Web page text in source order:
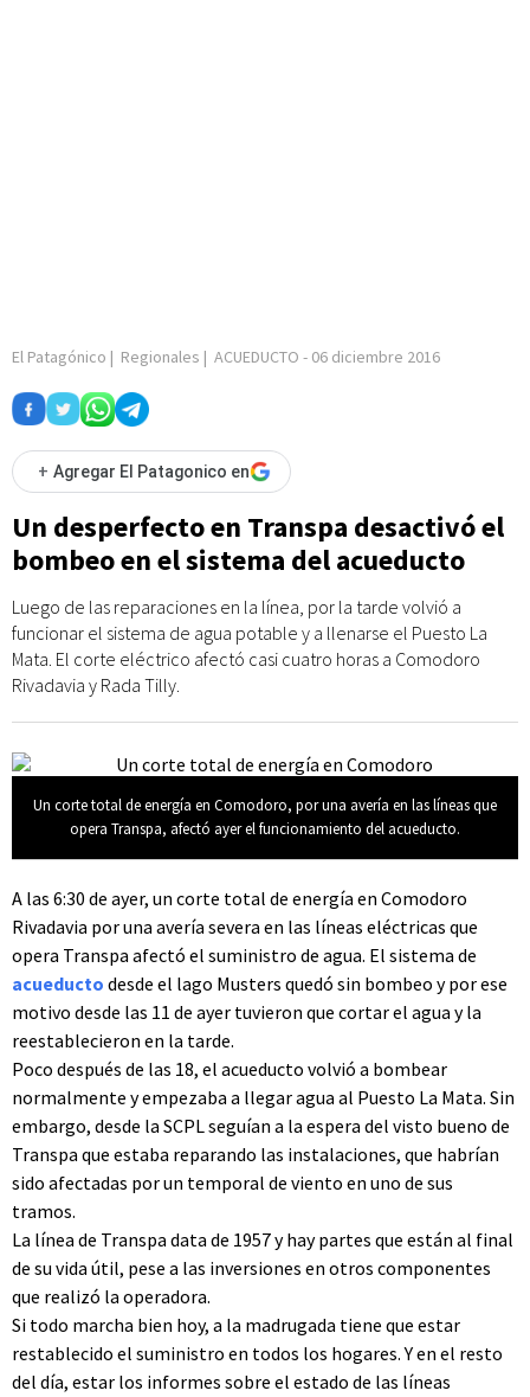
El Patagónico | Regionales | ACUEDUCTO - 06 diciembre 2016
+ Agregar El Patagonico en
Un desperfecto en Transpa desactivó el
bombeo en el sistema del acueducto
Luego de las reparaciones en la línea, por la tarde volvió a
funcionar el sistema de agua potable y a llenarse el Puesto La
Mata. El corte eléctrico afectó casi cuatro horas a Comodoro
Rivadavia y Rada Tilly.
Un corte total de energía en Comodoro, por una avería en las líneas que
opera Transpa, afectó ayer el funcionamiento del acueducto.
A las 6:30 de ayer, un corte total de energía en Comodoro
Rivadavia por una avería severa en las líneas eléctricas que
opera Transpa afectó el suministro de agua. El sistema de
acueducto desde el lago Musters quedó sin bombeo y por ese
motivo desde las 11 de ayer tuvieron que cortar el agua y la
reestablecieron en la tarde.
Poco después de las 18, el acueducto volvió a bombear
normalmente y empezaba a llegar agua al Puesto La Mata. Sin
embargo, desde la SCPL seguían a la espera del visto bueno de
Transpa que estaba reparando las instalaciones, que habrían
sido afectadas por un temporal de viento en uno de sus
tramos.
La línea de Transpa data de 1957 y hay partes que están al final
de su vida útil, pese a las inversiones en otros componentes
que realizó la operadora.
Si todo marcha bien hoy, a la madrugada tiene que estar
restablecido el suministro en todos los hogares. Y en el resto
del día, estar los informes sobre el estado de las líneas